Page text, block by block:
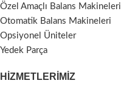
Özel Amaçlı Balans Makineleri
Otomatik Balans Makineleri
Opsiyonel Üniteler
Yedek Parça
HIZMETLERIMIZ